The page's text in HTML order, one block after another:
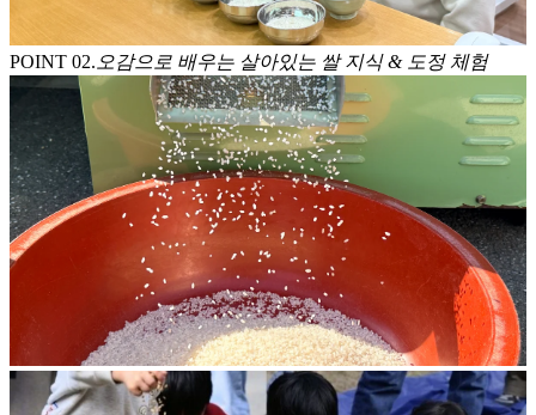
POINT 02.오감으로 배우는 살아있는 쌀 지식 & 도정 체험